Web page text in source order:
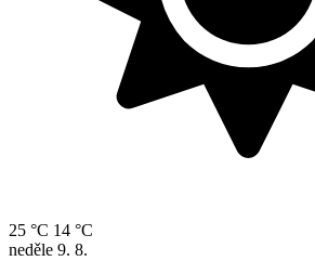
25 °C 14 °C
neděle 9. 8.